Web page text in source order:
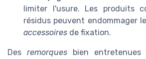
limiter l'usure. Les produits
résidus peuvent endommager le
accessoires de fixation.
Des remorques bien entretenues